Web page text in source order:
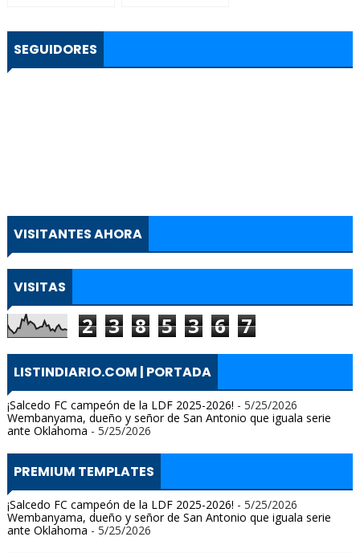
SEGUIDORES
VISITANTES AHORA
VISITAS
2 3 8 5 3 6 7
LISTINDIARIO.COM | PORTADA
¡Salcedo FC campeón de la LDF 2025-2026! - 5/25/2026
Wembanyama, dueño y señor de San Antonio que iguala serie
ante Oklahoma - 5/25/2026
PREMIUM TEMPLATES
¡Salcedo FC campeón de la LDF 2025-2026! - 5/25/2026
Wembanyama, dueño y señor de San Antonio que iguala serie
ante Oklahoma - 5/25/2026